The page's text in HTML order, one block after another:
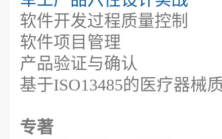
软件开发过程质量控制
软件项目管理
产品验证与确认
基于ISO13485的医疗器械
专著